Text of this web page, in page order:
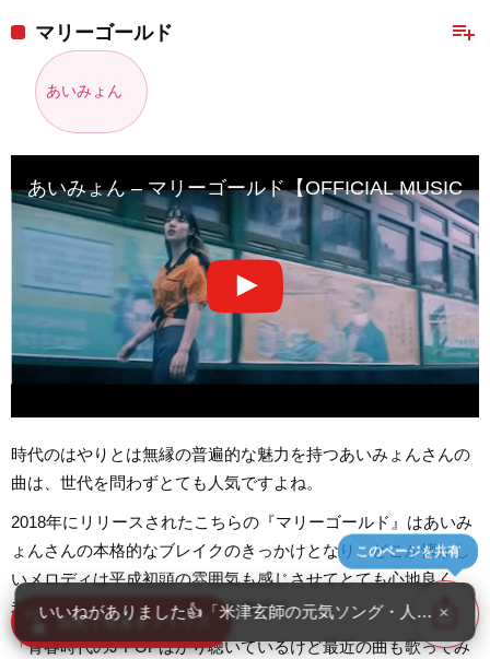
playlist_add
マリーゴールド
あいみょん
あいみょん – マリーゴールド【OFFICIAL MUSIC
時代のはやりとは無縁の普遍的な魅力を持つあいみょんさんの
曲は、世代を問わずとても人気ですよね。
2018年にリリースされたこちらの『マリーゴールド』はあいみ
ょんさんの本格的なブレイクのきっかけとなり、どこか懐かし
いメロディは平成初頭の雰囲気も感じさせてとても心地良く、
老若男女と聴く人を選ばない名曲です。
「青春時代のJ-POPばかり聴いているけど最近の曲も歌ってみ
ios_share
このページを共有
swipe 指先で音楽をブラウズ
いいねがありました👍「米津玄師の元気ソング・人気曲ラン
×